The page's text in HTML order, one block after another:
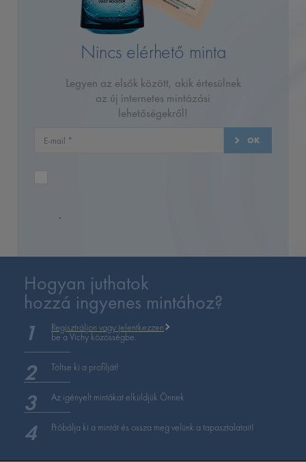
Nincs elérhető minta
Legyen az elsők között, akik értesülnek
az új internetes mintázási
lehetőségekről!
OK
Hogyan juthatok
hozzá ingyenes mintához?
Regisztráljon vagy jelentkezzen
be a Vichy közösségbe.
Töltse ki a profilját!
Az igényelt mintákat elküldjük Önnek
Próbálja ki a mintát és ossza meg velünk a tapasztalatait!